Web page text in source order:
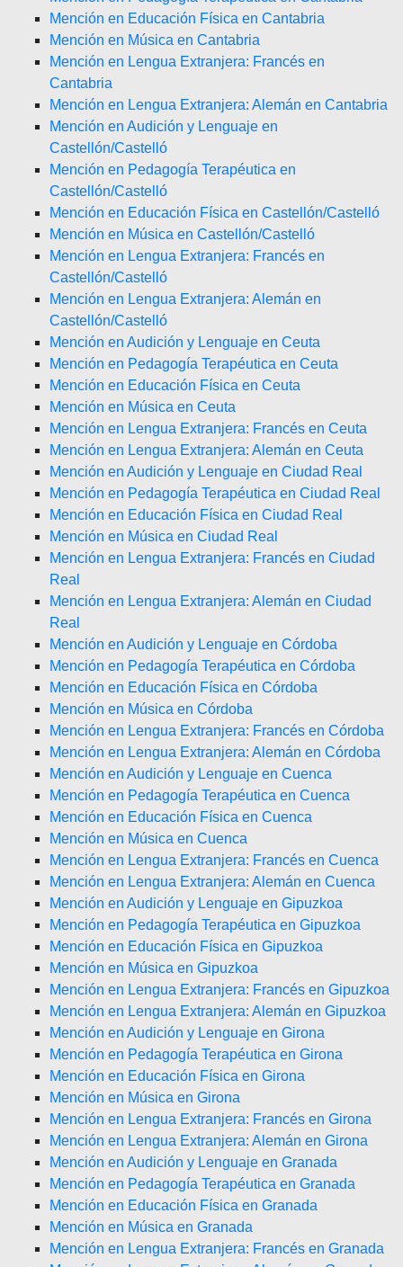
Mención en Educación Física en Cantabria
Mención en Música en Cantabria
Mención en Lengua Extranjera: Francés en
Cantabria
Mención en Lengua Extranjera: Alemán en Cantabria
Mención en Audición y Lenguaje en
Castellón/Castelló
Mención en Pedagogía Terapéutica en
Castellón/Castelló
Mención en Educación Física en Castellón/Castelló
Mención en Música en Castellón/Castelló
Mención en Lengua Extranjera: Francés en
Castellón/Castelló
Mención en Lengua Extranjera: Alemán en
Castellón/Castelló
Mención en Audición y Lenguaje en Ceuta
Mención en Pedagogía Terapéutica en Ceuta
Mención en Educación Física en Ceuta
Mención en Música en Ceuta
Mención en Lengua Extranjera: Francés en Ceuta
Mención en Lengua Extranjera: Alemán en Ceuta
Mención en Audición y Lenguaje en Ciudad Real
Mención en Pedagogía Terapéutica en Ciudad Real
Mención en Educación Física en Ciudad Real
Mención en Música en Ciudad Real
Mención en Lengua Extranjera: Francés en Ciudad
Real
Mención en Lengua Extranjera: Alemán en Ciudad
Real
Mención en Audición y Lenguaje en Córdoba
Mención en Pedagogía Terapéutica en Córdoba
Mención en Educación Física en Córdoba
Mención en Música en Córdoba
Mención en Lengua Extranjera: Francés en Córdoba
Mención en Lengua Extranjera: Alemán en Córdoba
Mención en Audición y Lenguaje en Cuenca
Mención en Pedagogía Terapéutica en Cuenca
Mención en Educación Física en Cuenca
Mención en Música en Cuenca
Mención en Lengua Extranjera: Francés en Cuenca
Mención en Lengua Extranjera: Alemán en Cuenca
Mención en Audición y Lenguaje en Gipuzkoa
Mención en Pedagogía Terapéutica en Gipuzkoa
Mención en Educación Física en Gipuzkoa
Mención en Música en Gipuzkoa
Mención en Lengua Extranjera: Francés en Gipuzkoa
Mención en Lengua Extranjera: Alemán en Gipuzkoa
Mención en Audición y Lenguaje en Girona
Mención en Pedagogía Terapéutica en Girona
Mención en Educación Física en Girona
Mención en Música en Girona
Mención en Lengua Extranjera: Francés en Girona
Mención en Lengua Extranjera: Alemán en Girona
Mención en Audición y Lenguaje en Granada
Mención en Pedagogía Terapéutica en Granada
Mención en Educación Física en Granada
Mención en Música en Granada
Mención en Lengua Extranjera: Francés en Granada